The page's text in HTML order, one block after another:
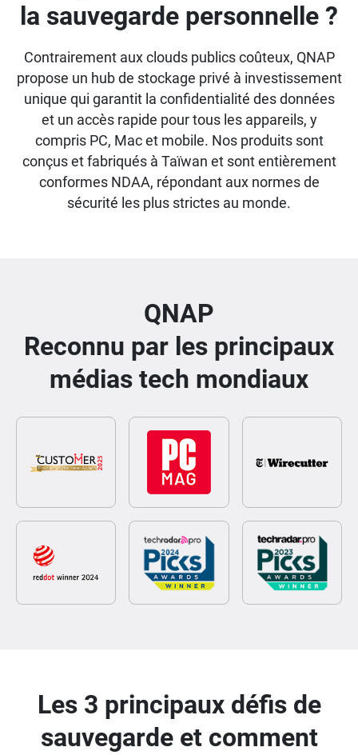
la sauvegarde personnelle ?
Contrairement aux clouds publics coûteux, QNAP
propose un hub de stockage privé à investissement
unique qui garantit la confidentialité des données
et un accès rapide pour tous les appareils, y
compris PC, Mac et mobile. Nos produits sont
conçus et fabriqués à Taïwan et sont entièrement
conformes NDAA, répondant aux normes de
sécurité les plus strictes au monde.
QNAP
Reconnu par les principaux
médias tech mondiaux
Les 3 principaux défis de
sauvegarde et comment